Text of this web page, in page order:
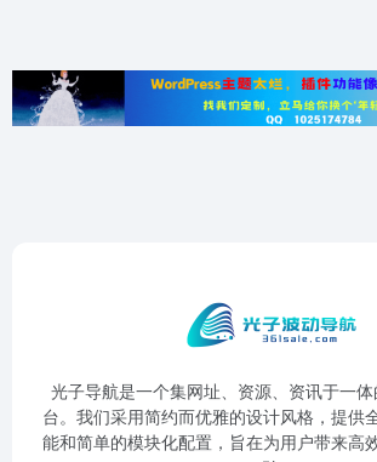
光子导航是一个集网址、资源、资讯于一
台。我们采用简约而优雅的设计风格，提供
能和简单的模块化配置，旨在为用户带来高